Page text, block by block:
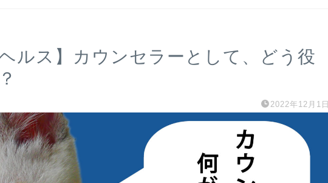
ルス】カウンセラーとして、どう役
2022年12月1日